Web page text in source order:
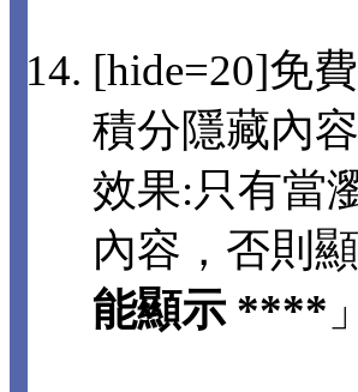
[hide=20]免
積分隱藏內
效果:只有當
內容，否則
能顯示 **** 」